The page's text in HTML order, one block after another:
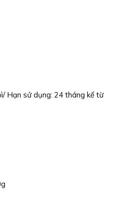
Hạn sử dụng: 24 tháng kể từ